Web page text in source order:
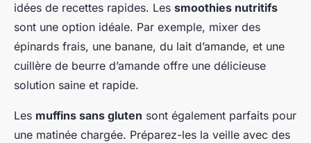
idées de recettes rapides. Les smoothies nutritifs
sont une option idéale. Par exemple, mixer des
épinards frais, une banane, du lait d’amande, et une
cuillère de beurre d’amande offre une délicieuse
solution saine et rapide.
Les muffins sans gluten sont également parfaits pour
une matinée chargée. Préparez-les la veille avec des